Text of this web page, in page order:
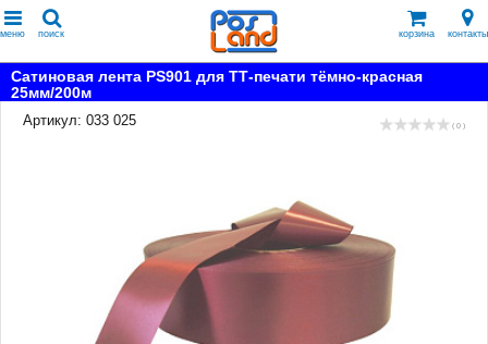
меню поиск корзина контакты
Сатиновая лента PS901 для ТТ-печати тёмно-красная
25мм/200м
Артикул: 033 025
( 0 )